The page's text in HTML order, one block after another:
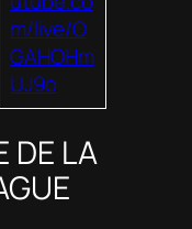
m/live/O
GAHOHm
UJ9o
DE LA